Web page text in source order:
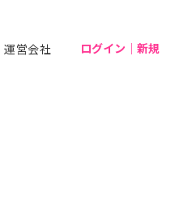
運営会社 ログイン｜新規